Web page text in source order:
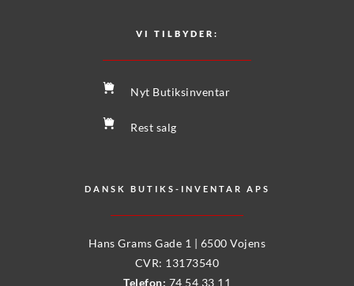
DANSK BUTIKS-INVENTAR APS
Hans Grams Gade 1 | 6500 Vojens
CVR: 13173540
Telefon: 74 54 33 11
VI TILBYDER:
Nyt Butiksinventar
Rest salg